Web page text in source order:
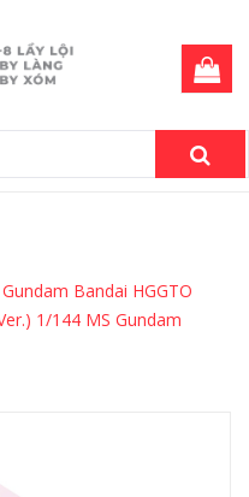
Bandai HGGTO
1/144 MS Gundam